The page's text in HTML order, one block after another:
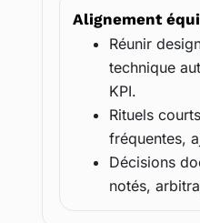
Alignement
Réunir
technique
KPI.
Rituels
fréquentes,
Décisions
notés,